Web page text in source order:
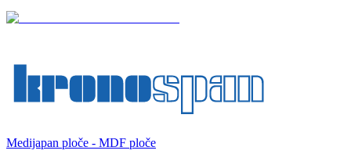
Medijapan ploče - MDF ploče